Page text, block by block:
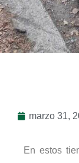
marzo 31,
En estos